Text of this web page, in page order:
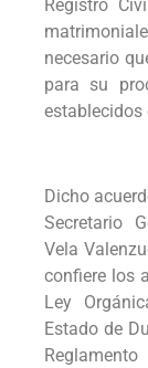
Registro
necesario
para su
establecidos
Dicho
Secretario
Vela
confiere los
Ley
Estado de